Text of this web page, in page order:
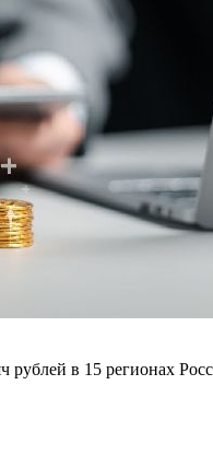
рублей в 15 регионах